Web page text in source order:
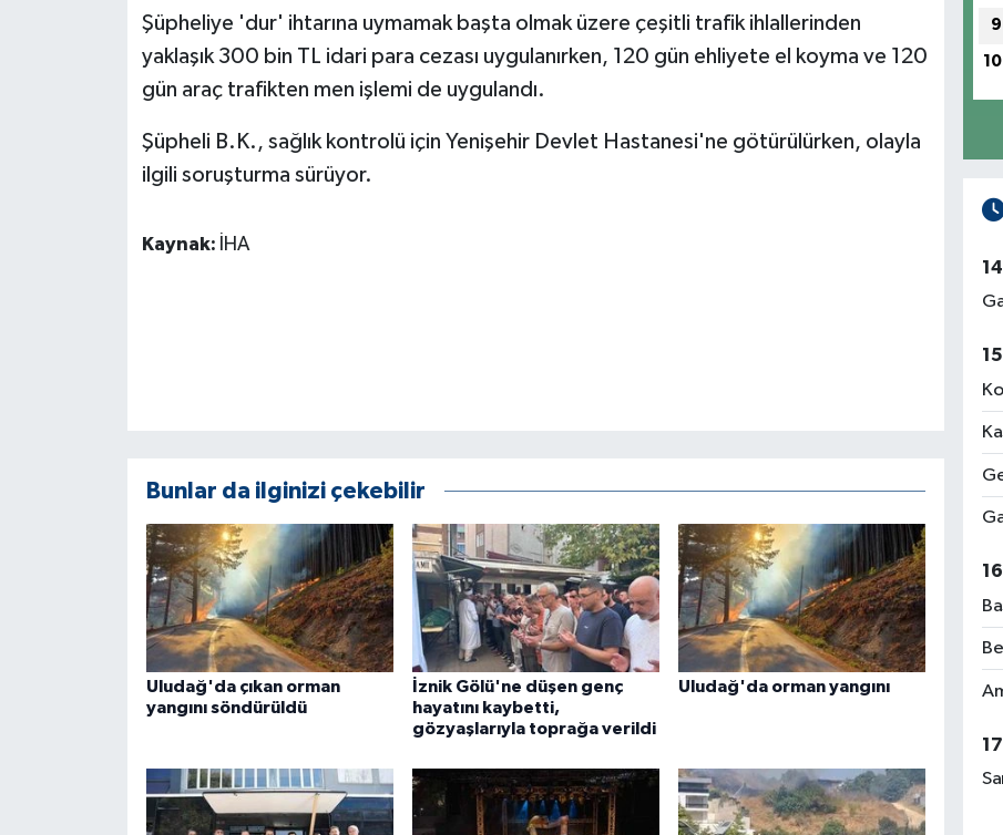
Şüpheliye 'dur' ihtarına uymamak başta olmak üzere çeşitli trafik ihlallerinden
yaklaşık 300 bin TL idari para cezası uygulanırken, 120 gün ehliyete el koyma ve 120
gün araç trafikten men işlemi de uygulandı.
Şüpheli B.K., sağlık kontrolü için Yenişehir Devlet Hastanesi'ne götürülürken, olayla
ilgili soruşturma sürüyor.
Kaynak: İHA
Bunlar da ilginizi çekebilir
Uludağ'da çıkan orman
yangını söndürüldü
İznik Gölü'ne düşen genç
hayatını kaybetti,
gözyaşlarıyla toprağa verildi
Uludağ'da orman yangını
9
10
Yerel Haberler